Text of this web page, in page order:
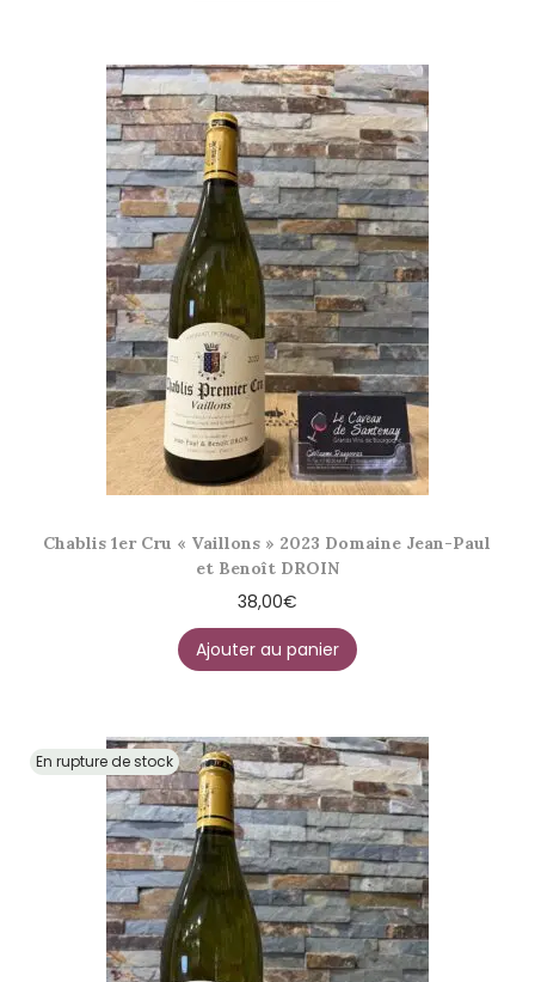
Chablis 1er Cru « Vaillons » 2023 Domaine Jean-Paul
et Benoît DROIN
38,00€
Ajouter au panier
En rupture de stock